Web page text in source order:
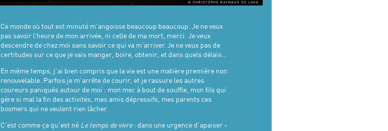
© CHRISTOPHE RAYNAUD DE LAGE
Ce monde où tout est minuté m’angoisse beaucoup beaucoup. Je ne veux
pas savoir l’heure de mon arrivée, ni celle de ma mort, merci. Je veux
descendre de chez moi sans savoir ce qui va m’arriver. Je ne veux pas de
certitudes sur ce que je vais manger, boire, obtenir, et dans quels délais…
En même temps, j’ai bien compris que la vie est une matière première non
renouvelable. Parfois je m’arrête de courir, et je rassure les autres
coureurs paniqués autour de moi : mon mec à bout de souffle, mon fils qui
gère si mal la fin des activités, mes amis dépressifs, mes parents ces
boomers qui ne veulent rien lâcher.
C’est comme ça qu’est né Le temps de vivre: dans une urgence d’apaiser -